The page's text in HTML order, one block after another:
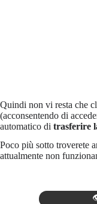
Quindi non vi resta che
(acconsentendo di
automatico di trasferire
Poco più sotto troverete
attualmente non